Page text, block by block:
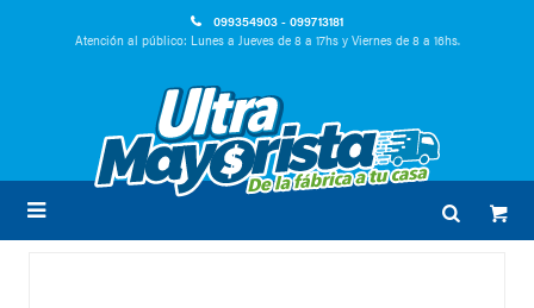
099354903 - 099713181
Atención al público: Lunes a Jueves de 8 a 17hs y Viernes de 8 a 16hs.
